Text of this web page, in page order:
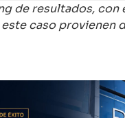
de resultados, con
caso provienen